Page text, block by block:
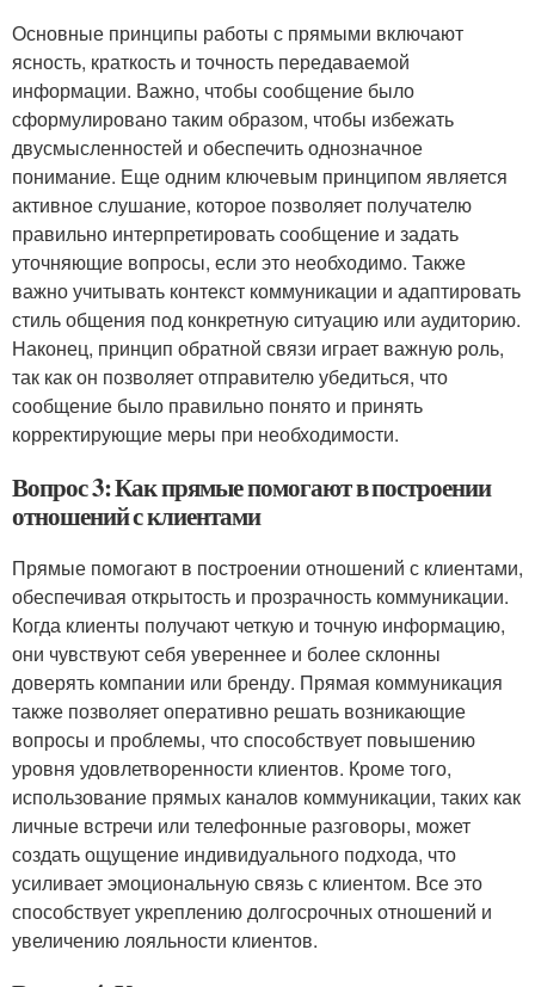
Основные принципы работы с прямыми включают
ясность, краткость и точность передаваемой
информации. Важно, чтобы сообщение было
сформулировано таким образом, чтобы избежать
двусмысленностей и обеспечить однозначное
понимание. Еще одним ключевым принципом является
активное слушание, которое позволяет получателю
правильно интерпретировать сообщение и задать
уточняющие вопросы, если это необходимо. Также
важно учитывать контекст коммуникации и адаптировать
стиль общения под конкретную ситуацию или аудиторию.
Наконец, принцип обратной связи играет важную роль,
так как он позволяет отправителю убедиться, что
сообщение было правильно понято и принять
корректирующие меры при необходимости.
Вопрос 3: Как прямые помогают в построении
отношений с клиентами
Прямые помогают в построении отношений с клиентами,
обеспечивая открытость и прозрачность коммуникации.
Когда клиенты получают четкую и точную информацию,
они чувствуют себя увереннее и более склонны
доверять компании или бренду. Прямая коммуникация
также позволяет оперативно решать возникающие
вопросы и проблемы, что способствует повышению
уровня удовлетворенности клиентов. Кроме того,
использование прямых каналов коммуникации, таких как
личные встречи или телефонные разговоры, может
создать ощущение индивидуального подхода, что
усиливает эмоциональную связь с клиентом. Все это
способствует укреплению долгосрочных отношений и
увеличению лояльности клиентов.